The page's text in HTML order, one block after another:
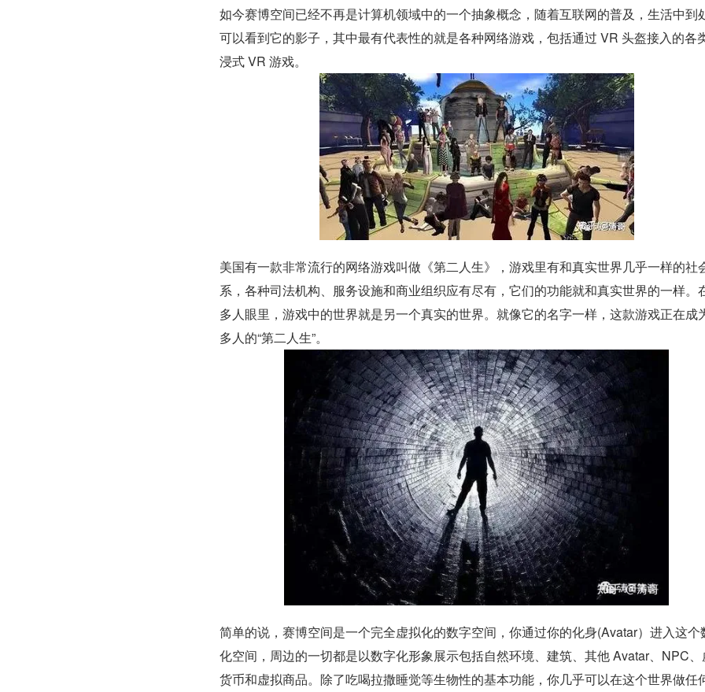
如今赛博空间已经不再是计算机领域中的一个抽象概念，随着互联网的普及，生活中到
可以看到它的影子，其中最有代表性的就是各种网络游戏，包括通过 VR 头盔接入的各
浸式 VR 游戏。
美国有一款非常流行的网络游戏叫做《第二人生》，游戏里有和真实世界几乎一样的社
系，各种司法机构、服务设施和商业组织应有尽有，它们的功能就和真实世界的一样。
多人眼里，游戏中的世界就是另一个真实的世界。就像它的名字一样，这款游戏正在成
多人的“第二人生”。
简单的说，赛博空间是一个完全虚拟化的数字空间，你通过你的化身(Avatar）进入这个
化空间，周边的一切都是以数字化形象展示包括自然环境、建筑、其他 Avatar、NPC、
货币和虚拟商品。除了吃喝拉撒睡觉等生物性的基本功能，你几乎可以在这个世界做任